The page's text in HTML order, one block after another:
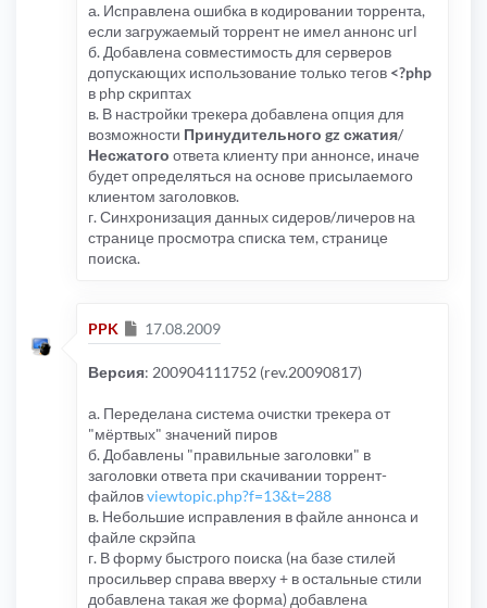
а. Исправлена ошибка в кодировании торрента,
если загружаемый торрент не имел аннонс url
б. Добавлена совместимость для серверов
допускающих использование только тегов <?php
в php скриптах
в. В настройки трекера добавлена опция для
возможности Принудительного gz сжатия/
Несжатого ответа клиенту при аннонсе, иначе
будет определяться на основе присылаемого
клиентом заголовков.
г. Синхронизация данных сидеров/личеров на
странице просмотра списка тем, странице
поиска.
PPK Сообщение
17.08.2009
Версия: 200904111752 (rev.20090817)
а. Переделана система очистки трекера от
"мёртвых" значений пиров
б. Добавлены "правильные заголовки" в
заголовки ответа при скачивании торрент-
файловviewtopic.php?f=13&t=288
в. Небольшие исправления в файле аннонса и
файле скрэйпа
г. В форму быстрого поиска (на базе стилей
просильвер справа вверху + в остальные стили
добавлена такая же форма) добавлена